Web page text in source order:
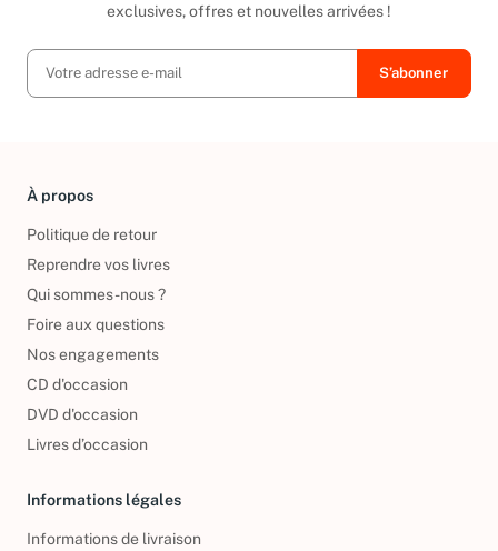
exclusives, offres et nouvelles arrivées !
À propos
Politique de retour
Reprendre vos livres
Qui sommes-nous ?
Foire aux questions
Nos engagements
CD d'occasion
DVD d'occasion
Livres d’occasion
Informations légales
Informations de livraison